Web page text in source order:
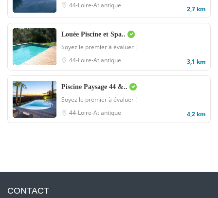
44-Loire-Atlantique
2,7 km
Louée Piscine et Spa..
Soyez le premier à évaluer !
44-Loire-Atlantique
3,1 km
Piscine Paysage 44 &..
Soyez le premier à évaluer !
44-Loire-Atlantique
4,2 km
CONTACT